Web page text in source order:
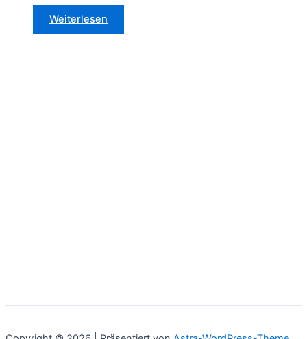
Weiterlesen